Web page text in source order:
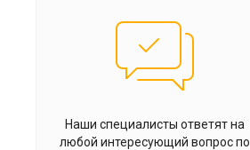
Наши специалисты ответят на
любой интересующий вопрос по